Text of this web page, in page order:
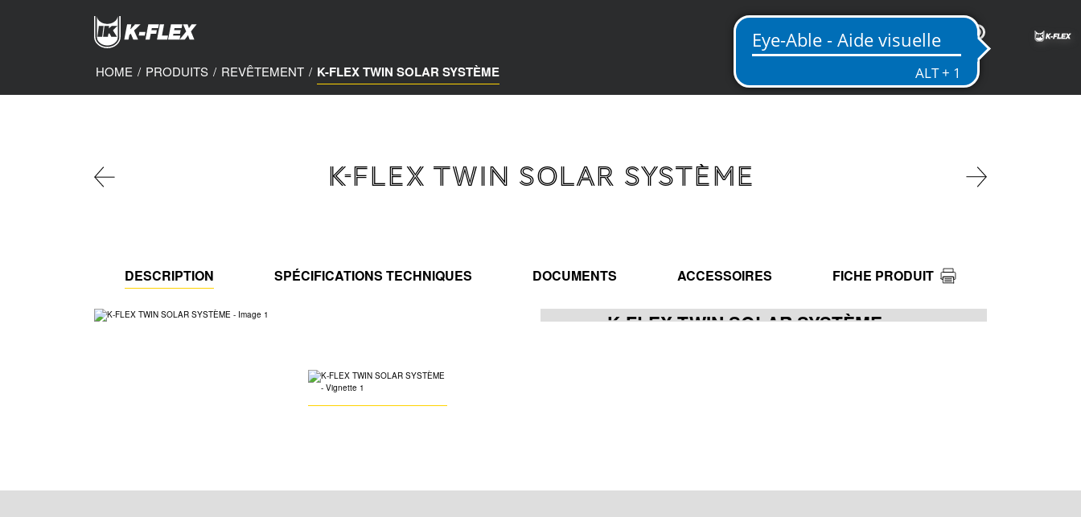
FR
HOME / PRODUITS / REVÊTEMENT / K-FLEX TWIN SOLAR SYSTÈME
K-FLEX TWIN SOLAR SYSTÈME
DESCRIPTION SPÉCIFICATIONS TECHNIQUES DOCUMENTS ACCESSOIRES FICHE PRODUIT
K-FLEX TWIN SOLAR SYSTÈME